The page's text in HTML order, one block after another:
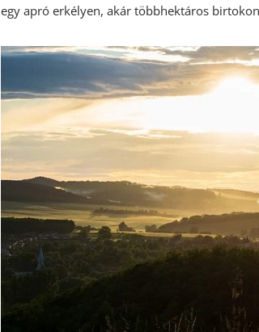
egy apró erkélyen, akár többhektáros